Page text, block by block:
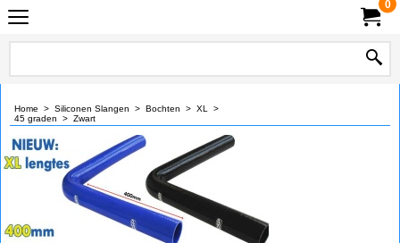
0
Home > Siliconen Slangen > Bochten > XL
>
45 graden > Zwart